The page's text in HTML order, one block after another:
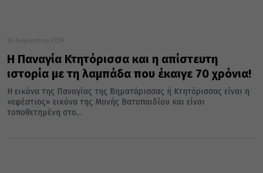
10 Αυγούστου 2019
Η Παναγία Κτητόρισσα και η απίστευτη
ιστορία με τη λαμπάδα που έκαιγε 70 χρόνια!
Η εικόνα της Παναγίας της Βηματάρισσας ή Κτητόρισσας είναι η
«εφέστιος» εικόνα της Μονής Βατοπαιδίου και είναι
τοποθετημένη στο...